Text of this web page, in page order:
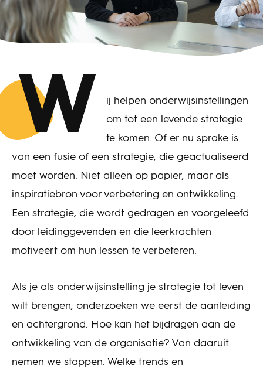
W
ij helpen onderwijsinstellingen
om tot een levende strategie
te komen. Of er nu sprake is
van een fusie of een strategie, die geactualiseerd
moet worden. Niet alleen op papier, maar als
inspiratiebron voor verbetering en ontwikkeling.
Een strategie, die wordt gedragen en voorgeleefd
door leidinggevenden en die leerkrachten
motiveert om hun lessen te verbeteren.
Als je als onderwijsinstelling je strategie tot leven
wilt brengen, onderzoeken we eerst de aanleiding
en achtergrond. Hoe kan het bijdragen aan de
ontwikkeling van de organisatie? Van daaruit
nemen we stappen. Welke trends en